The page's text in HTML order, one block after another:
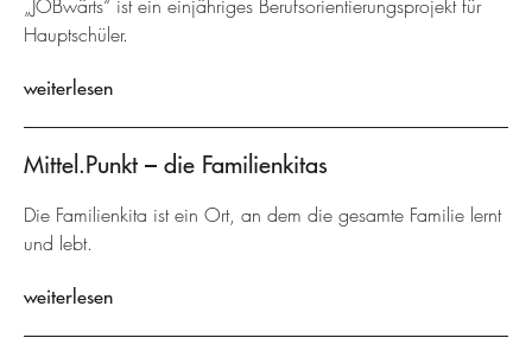
„JOBwärts“ ist ein einjähriges Berufsorientierungsprojekt für
Hauptschüler.
weiterlesen
Mittel.Punkt – die Familienkitas
Die Familienkita ist ein Ort, an dem die gesamte Familie lernt
und lebt.
weiterlesen